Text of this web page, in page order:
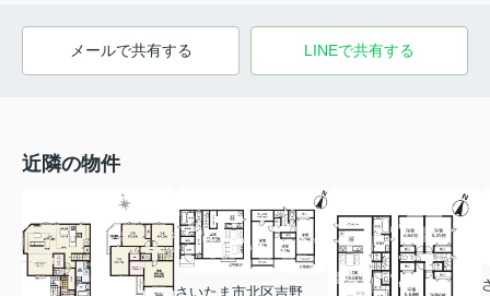
メールで共有する LINEで共有する
近隣の物件